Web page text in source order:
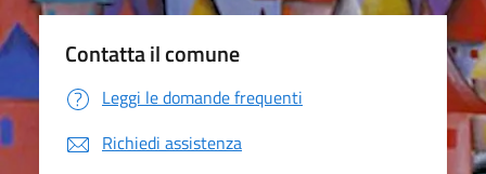
Contatta il comune
Leggi le domande frequenti
Richiedi assistenza